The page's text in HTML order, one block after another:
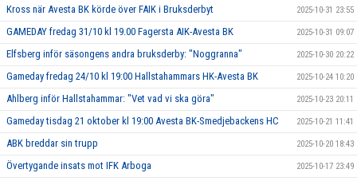
Kross när Avesta BK körde över FAIK i Bruksderbyt 2025-10-31 23:55
GAMEDAY fredag 31/10 kl 19.00 Fagersta AIK-Avesta BK 2025-10-31 09:07
Elfsberg inför säsongens andra bruksderby: "Noggranna" 2025-10-30 20:22
Gameday fredag 24/10 kl 19:00 Hallstahammars HK-Avesta BK 2025-10-24 10:20
Ahlberg inför Hallstahammar: "Vet vad vi ska göra" 2025-10-23 20:11
Gameday tisdag 21 oktober kl 19:00 Avesta BK-Smedjebackens HC 2025-10-21 11:41
ABK breddar sin trupp 2025-10-20 18:43
Övertygande insats mot IFK Arboga 2025-10-17 23:49